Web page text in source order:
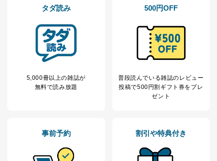
企業）からの委託
定期購読サービス
等をご利用の方の
個人情報
提携企業及びお客様がご購入され
ル等による商品、
サービス、キャンペーン等の広告
に関するご案内のため
SNS公式アカウン
トに登録された方
当社のサービス利用状況の把握お
よびその分析のため
処、オペレーター教育など応対品
質向上のため
その他当社のプライバシーポリシ
※上記の利用目的のうちNo.1～5については保有個人デ
ータ（開示対象個人情報）の利用目的であり、下記4.の
開示等のご請求に対応させていただきます。
なお、6、7については、パートナー（提携企業）様又は
タダ読み
5,000冊以上の雑誌が
無料で読み放題
500円OFF
普段読んでいる雑誌のレビュー
投稿で500円割ギフト券をプレ
ゼント
事前予約 割引や特典付き